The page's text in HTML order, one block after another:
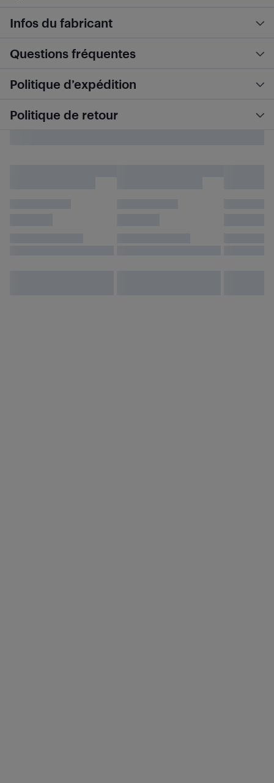
Infos du fabricant
Questions fréquentes
Politique d’expédition
Politique de retour